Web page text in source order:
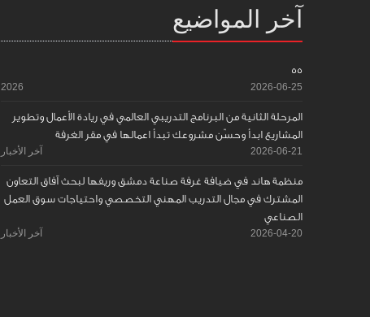
آخر المواضيع
55
2026-06-25
2026
المرحلة الثانية من البرنامج التدريبي العالمي في ريادة الأعمال وتطوير
المشاريع ابدأ وحسّن مشروعك تبدأ اعمالها في مقر الغرفة
2026-06-21 آخر الأخبار
منظمة هاند في ضيافة غرفة صناعة دمشق وريفها لبحث آفاق التعاون
المشترك في مجال التدريب المهني التخصصي واحتياجات سوق العمل
الصناعي
2026-04-20 آخر الأخبار